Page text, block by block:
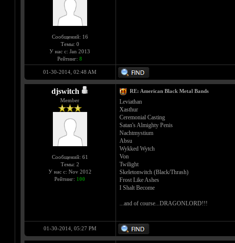
Сообщений: 16
Темы: 0
У нас с: Jan 2013
Рейтинг: 8
01-30-2014, 02:48 AM
djswitch
Member
Сообщений: 61
Темы: 2
У нас с: Nov 2012
Рейтинг: 100
RE: American Black Metal Bands
Leviathan
Xasthur
Ceremonial Casting
Satan's Almighty Penis
Nachtmystium
Absu
Wykked Wytch
Von
Twilight
Skeletonwitch (Black/Thrash)
Frost Like Ashes
I Shalt Become
...and of course...DRAGONLORD!!!
01-30-2014, 05:27 PM